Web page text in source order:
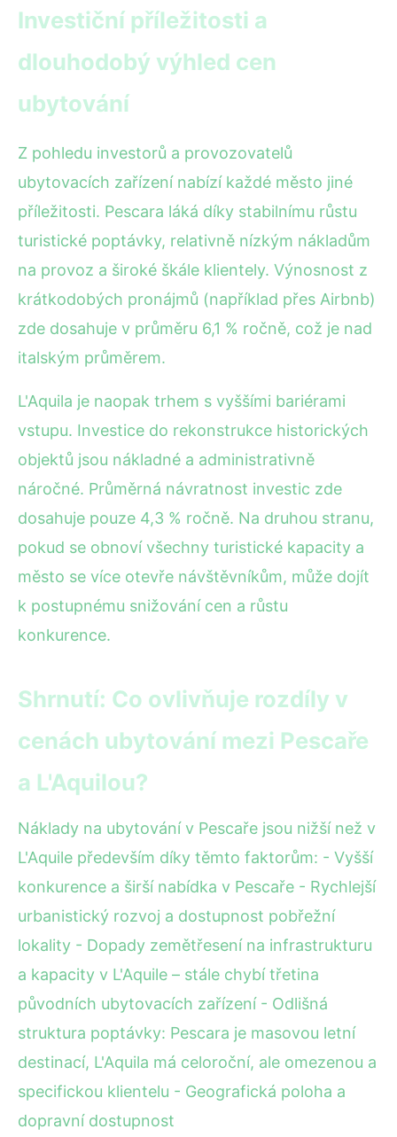
Investiční příležitosti a
dlouhodobý výhled cen
ubytování
Z pohledu investorů a provozovatelů
ubytovacích zařízení nabízí každé město jiné
příležitosti. Pescara láká díky stabilnímu růstu
turistické poptávky, relativně nízkým nákladům
na provoz a široké škále klientely. Výnosnost z
krátkodobých pronájmů (například přes Airbnb)
zde dosahuje v průměru 6,1 % ročně, což je nad
italským průměrem.
L'Aquila je naopak trhem s vyššími bariérami
vstupu. Investice do rekonstrukce historických
objektů jsou nákladné a administrativně
náročné. Průměrná návratnost investic zde
dosahuje pouze 4,3 % ročně. Na druhou stranu,
pokud se obnoví všechny turistické kapacity a
město se více otevře návštěvníkům, může dojít
k postupnému snižování cen a růstu
konkurence.
Shrnutí: Co ovlivňuje rozdíly v
cenách ubytování mezi Pescaře
a L'Aquilou?
Náklady na ubytování v Pescaře jsou nižší než v
L'Aquile především díky těmto faktorům: - Vyšší
konkurence a širší nabídka v Pescaře - Rychlejší
urbanistický rozvoj a dostupnost pobřežní
lokality - Dopady zemětřesení na infrastrukturu
a kapacity v L'Aquile – stále chybí třetina
původních ubytovacích zařízení - Odlišná
struktura poptávky: Pescara je masovou letní
destinací, L'Aquila má celoroční, ale omezenou a
specifickou klientelu - Geografická poloha a
dopravní dostupnost